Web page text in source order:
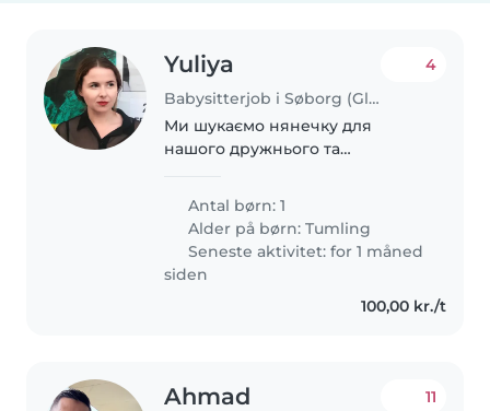
Yuliya
Babysitterjob i Søborg (Gladsaxe Kommune)
4
Ми шукаємо нянечку для
нашого дружнього та
малюкові вже 2 роки. Ми
шукаємо нянечку, яка зможе
приготувати їжу. Нам важливо,
щоб ви були відповідальні та
турботливі...
Antal børn: 1
Alder på børn:Tumling
Seneste aktivitet: for 1 måned
siden
100,00 kr./t
Ahmad 11